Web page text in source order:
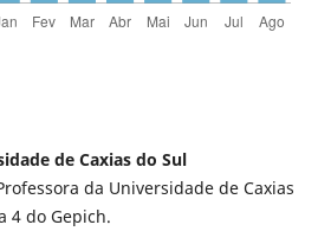
de Caxias do Sul
da Universidade de Caxias
4 do Gepich.